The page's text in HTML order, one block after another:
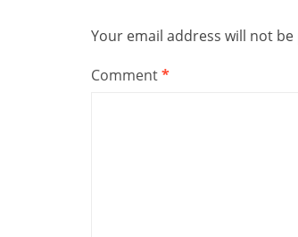
Your email address will not
Comment*